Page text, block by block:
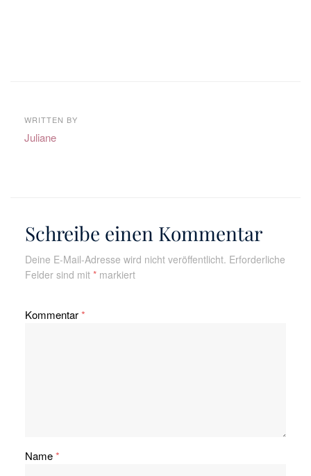
WRITTEN BY
Juliane
Schreibe einen Kommentar
Deine E-Mail-Adresse wird nicht veröffentlicht. Erforderliche
Felder sind mit *markiert
Kommentar*
Name*